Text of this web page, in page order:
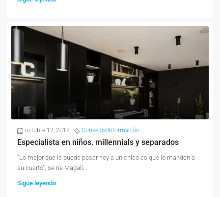
octubre 12, 2018 Consejos|Información
Especialista en niños, millennials y separados
“Lo mejor que le puede pasar hoy a un chico es que lo manden a
su cuarto”, se ríe Magalí...
Sigue leyendo